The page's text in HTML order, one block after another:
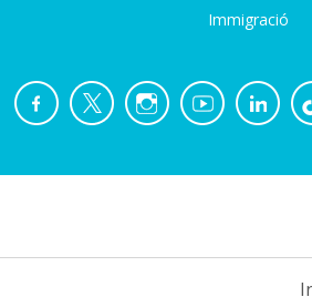
Immigració